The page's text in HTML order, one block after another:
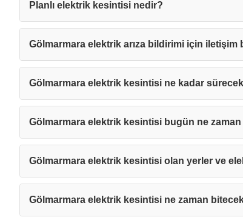
Planlı elektrik kesintisi nedir?
Gölmarmara elektrik arıza bildirimi için
Gölmarmara elektrik kesintisi ne kadar
Gölmarmara elektrik kesintisi bugün ne
Gölmarmara elektrik kesintisi olan yerler ve
Gölmarmara elektrik kesintisi ne zaman